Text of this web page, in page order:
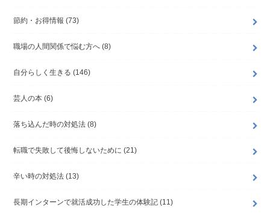
節約・お得情報 (73)
職場の人間関係で悩む方へ (8)
自分らしく生きる (146)
芸人の本 (6)
落ち込んだ時の対処法 (8)
転職で失敗して後悔しないために (21)
辛い時の対処法 (13)
長期インターンで就活成功した学生の体験記 (11)